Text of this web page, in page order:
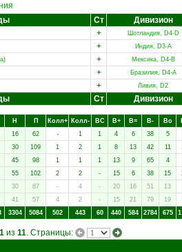
Ст Дивизион
+
Шотландия, D4-D
+
Индия, D3-A
+
Мексика, D4-B
+
Бразилия, D4-A
+ Ливия, D2
Ст Дивизион
Н П Колл+ Колл- ВC В+ В= В- Вo
16 62 - 1 1 4 6 38
5
30 109 1 2 1 8 13 42 11
45 98 1 1 1 13 9 65 4
55 102 2 2 - 15 6 38 15
30 87 - 4 - 20 16 51 13
41 57 4 2 - 15 21 79 19
3304 5084 502 443 60 440 584 2784 675
1 из 11. Страницы: